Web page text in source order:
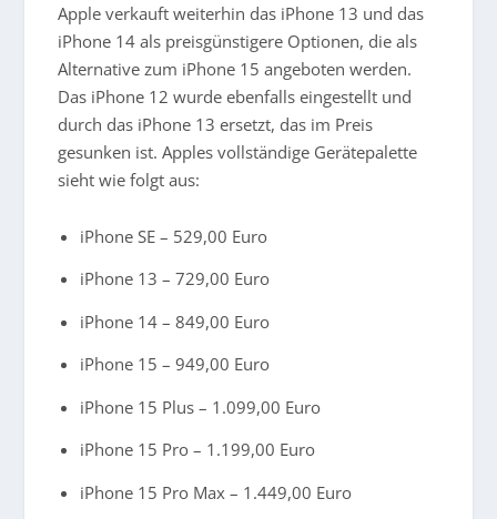
Apple verkauft weiterhin das iPhone 13 und das
iPhone 14 als preisgünstigere Optionen, die als
Alternative zum iPhone 15 angeboten werden.
Das iPhone 12 wurde ebenfalls eingestellt und
durch das iPhone 13 ersetzt, das im Preis
gesunken ist. Apples vollständige Gerätepalette
sieht wie folgt aus:
iPhone SE – 529,00 Euro
iPhone 13 – 729,00 Euro
iPhone 14 – 849,00 Euro
iPhone 15 – 949,00 Euro
iPhone 15 Plus – 1.099,00 Euro
iPhone 15 Pro – 1.199,00 Euro
iPhone 15 Pro Max – 1.449,00 Euro